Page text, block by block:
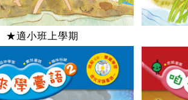
★適小班上學期